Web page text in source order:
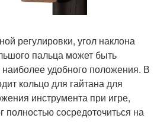
регулировки, угол наклона
пальца может быть
удобного положения. В
кольцо для гайтана для
инструмента при игре,
полностью сосредоточиться на